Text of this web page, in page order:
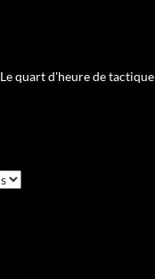
Le quart d'heure de tactique